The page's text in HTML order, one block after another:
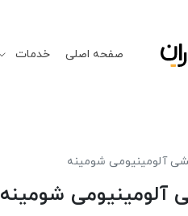
صفحه اصلی خدمات
آلومینیومی شومینه
آلومینیومی شومینه